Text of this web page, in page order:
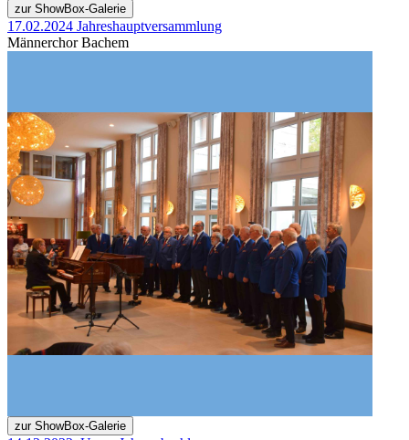
zur ShowBox-Galerie
17.02.2024 Jahreshauptversammlung
Männerchor Bachem
zur ShowBox-Galerie